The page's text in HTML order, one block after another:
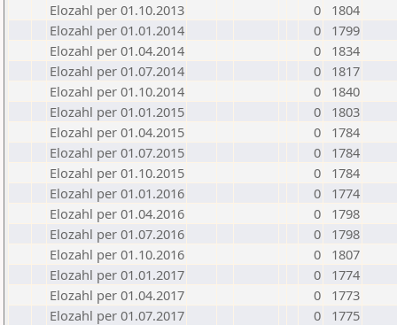
Elozahl per 01.10.2013
0
1804
Elozahl per 01.01.2014
0
1799
Elozahl per 01.04.2014
0
1834
Elozahl per 01.07.2014
0
1817
Elozahl per 01.10.2014
0
1840
Elozahl per 01.01.2015
0
1803
Elozahl per 01.04.2015
0
1784
Elozahl per 01.07.2015
0
1784
Elozahl per 01.10.2015
0
1784
Elozahl per 01.01.2016
0
1774
Elozahl per 01.04.2016
0
1798
Elozahl per 01.07.2016
0
1798
Elozahl per 01.10.2016
0
1807
Elozahl per 01.01.2017
0
1774
Elozahl per 01.04.2017
0
1773
Elozahl per 01.07.2017
0
1775